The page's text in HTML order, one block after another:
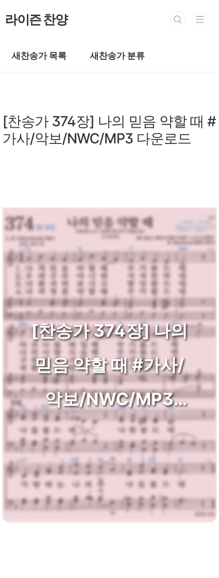
라이즌 찬양
새찬송가 목록 새찬송가 분류
[찬송가 374장] 나의 믿음 약할 때 #
가사/악보/NWC/MP3 다운로드
[찬송가 374장] 나의
믿음 약할 때 #가사/
악보/NWC/MP3
다운로드